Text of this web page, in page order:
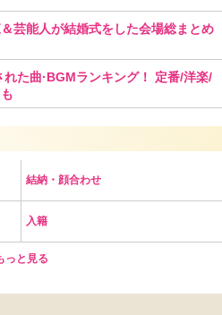
芸能人が結婚式をした会場総まとめ
れた曲·BGMランキング！ 定番/洋楽/
結納・顔合わせ
入籍
っと見る